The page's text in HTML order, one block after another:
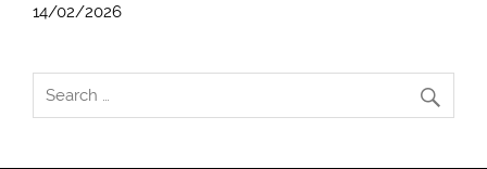
14/02/2026